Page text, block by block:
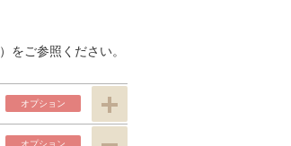
）をご参照ください。
オプション
オプション